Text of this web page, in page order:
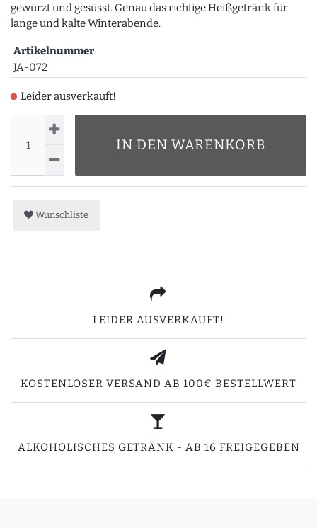
gewürzt und gesüsst. Genau das richtige Heißgetränk für
lange und kalte Winterabende.
Artikelnummer
JA-072
Leider ausverkauft!
IN DEN WARENKORB
Wunschliste
LEIDER AUSVERKAUFT!
KOSTENLOSER VERSAND AB 100€ BESTELLWERT
ALKOHOLISCHES GETRÄNK - AB 16 FREIGEGEBEN